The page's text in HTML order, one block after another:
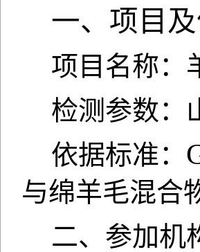
一、项目
项目名称：
检测参数：
依据标准：
与绵羊毛混合
二、参加机